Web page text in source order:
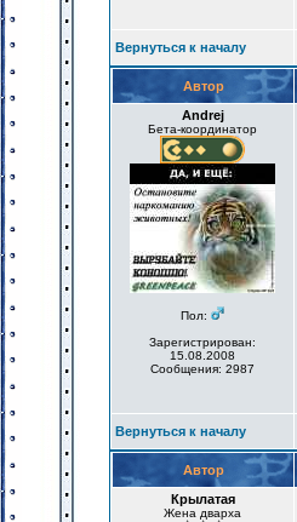
Вернуться к началу
Автор
Andrej
Бета-координатор
Пол:
Зарегистрирован:
15.08.2008
Сообщения: 2987
Вернуться к началу
Автор
Крылатая
Жена дварха